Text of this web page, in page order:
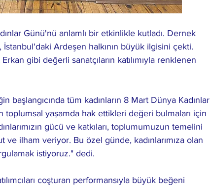
Günü'nü anlamlı bir etkinlikle kutladı. Dernek
Ardeşen halkının büyük ilgisini çekti.
gibi değerli sanatçıların katılımıyla renklenen
başlangıcında tüm kadınların 8 Mart Dünya Kadınlar
toplumsal yaşamda hak ettikleri değeri bulmaları için
gücü ve katkıları, toplumumuzun temelini
ve ilham veriyor. Bu özel günde, kadınlarımıza olan
istiyoruz." dedi.
coşturan performansıyla büyük beğeni